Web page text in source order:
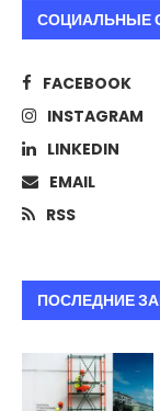
СОЦИАЛЬНЫЕ
FACEBOOK
INSTAGRAM
LINKEDIN
EMAIL
RSS
ПОСЛЕДНИЕ